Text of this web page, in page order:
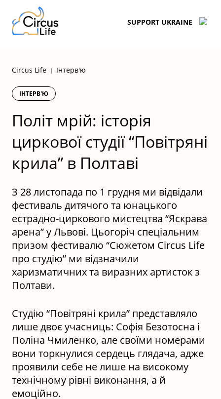
content
SUPPORT UKRAINE
Circus Life | Інтерв'ю
ІНТЕРВ'Ю
Політ мрій: історія
циркової студії “Повітряні
крила” в Полтаві
З 28 листопада по 1 грудня ми відвідали
фестиваль дитячого та юнацького
естрадно-циркового мистецтва “Яскрава
арена” у Львові. Цьогоріч спеціальним
призом фестивалю “Сюжетом Circus Life
про студію” ми відзначили
харизматичних та виразних артисток з
Полтави.
Студію “Повітряні крила” представляло
лише двоє учасниць: Софія Безотосна і
Поліна Чмиленко, але своїми номерами
вони торкнулися сердець глядача, адже
проявили себе не лише на високому
технічному рівні виконання, а й
емоційно.